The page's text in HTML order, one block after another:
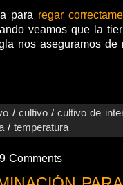
para regar
veamos que la
nos aseguramos
/ cultivo/cultivo de
/temperatura
Comments